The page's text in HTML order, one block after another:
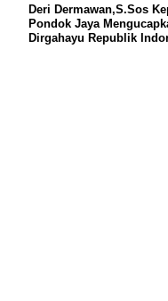
Deri Dermawan,S.Sos
Pondok Jaya
Dirgahayu Republik